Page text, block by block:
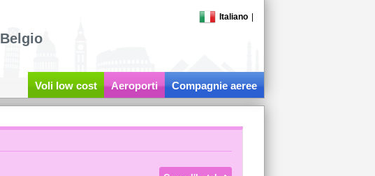
Italiano
Voli low cost Aeroporti Compagnie aeree